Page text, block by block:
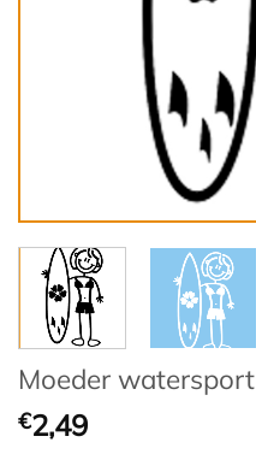
Moeder watersport
€2,49